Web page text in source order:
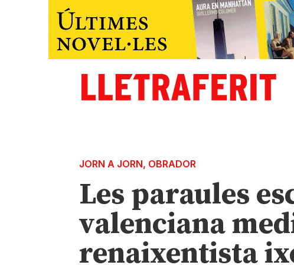
JORN A JORN, OBRADOR
Les paraules
valenciana
renaixentista